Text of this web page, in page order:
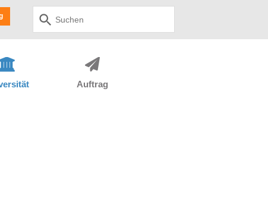
Auftrag